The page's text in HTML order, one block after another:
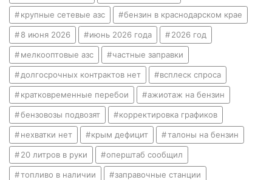
крупные сетевые азс бензин в краснодарском крае
8 июня 2026 июнь 2026 года 2026 год
мелкооптовые азс частные заправки
долгосрочных контрактов нет всплеск спроса
кратковременные перебои ажиотаж на бензин
бензовозы подвозят корректировка графиков
нехватки нет крым дефицит талоны на бензин
20 литров в руки оперштаб сообщил
топливо в наличии заправочные станции